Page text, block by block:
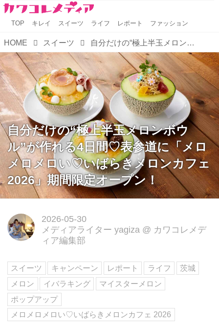
TOP キレイ スイーツ ライフ レポート ファッション
HOME スイーツ 自分だけの“極上半玉メロンボウル”が作れる4日間♡表参道に「メロメロメロい♡いばらきメロンカフェ 2026」期間限定オープン！
自分だけの“極上半玉メロンボウ
ル”が作れる4日間♡表参道に「メロ
メロメロい♡いばらきメロンカフェ
2026」期間限定オープン！
2026-05-30
メディアライター yagiza @ カワコレメデ
ィア編集部
スイーツ キャンペーン レポート ライフ
茨城
メロン
イバラキング
マイスターメロン
ポップアップ
メロメロメロい♡いばらきメロンカフェ 2026